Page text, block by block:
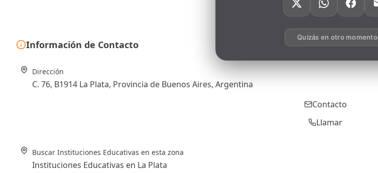
Información de Contacto
Dirección
C. 76, B1914 La Plata, Provincia de Buenos Aires, Argentina
Contacto
Llamar
Buscar Instituciones Educativas en esta zona
Instituciones Educativas en La Plata
Quizás en otro momento